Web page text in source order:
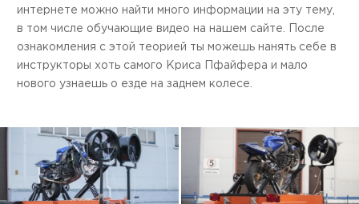
интернете можно найти много информации на эту тему,
в том числе обучающие видео на нашем сайте. После
ознакомления с этой теорией ты можешь нанять себе в
инструкторы хоть самого Криса Пфайфера и мало
нового узнаешь о езде на заднем колесе.